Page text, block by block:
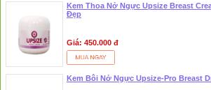
Kem Thoa Nở Ngực Upsize Breast
Đẹp
Giá: 450.000 đ
Kem Bôi Nở Ngực Upsize-Pro Breast